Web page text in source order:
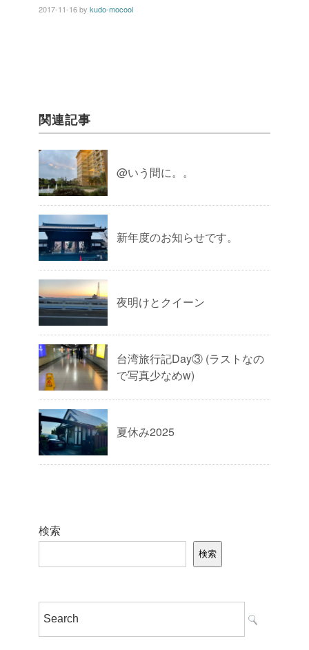
2017-11-16by kudo-mocool
関連記事
@いう間に。。
新年度のお知らせです。
夜明けとクイーン
台湾旅行記Day③ (ラストなの
で写真少なめw)
夏休み2025
検索
検索